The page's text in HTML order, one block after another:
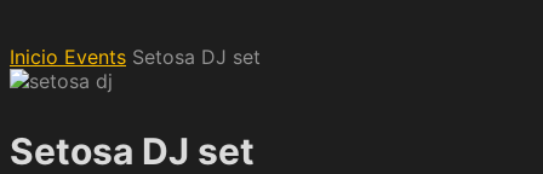
Inicio Events Setosa DJ set
Setosa DJ set